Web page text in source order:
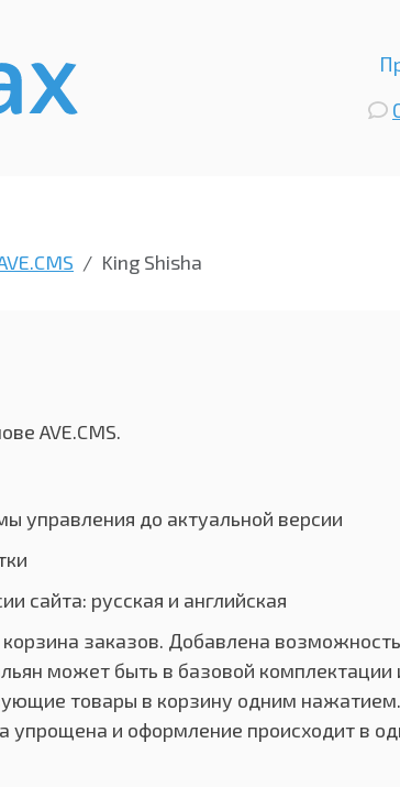
King Shisha
AVE.CMS.
управления до актуальной версии
сайта: русская и английская
заказов. Добавлена
может быть в базовой
товары в корзину одним
упрощена и оформление происходит в